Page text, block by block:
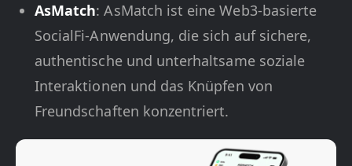
AsMatch: AsMatch ist eine Web3-basierte
SocialFi-Anwendung, die sich auf sichere,
authentische und unterhaltsame soziale
Interaktionen und das Knüpfen von
Freundschaften konzentriert.